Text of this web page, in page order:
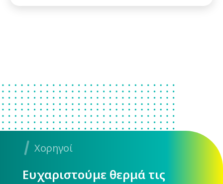
Χορηγοί
Ευχαριστούμε θερμά τις